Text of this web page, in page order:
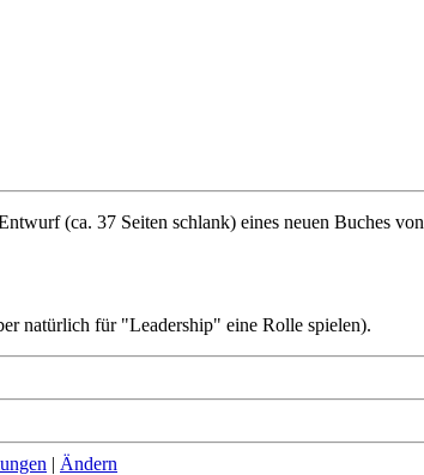
(ca. 37 Seiten schlank) eines neuen Buches von
natürlich für "Leadership" eine Rolle spielen).
| Ändern